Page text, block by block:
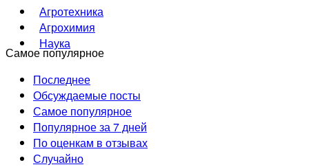
Агротехника
Агрохимия
Наука
Самое популярное
Последнее
Обсуждаемые посты
Самое популярное
Популярное за 7 дней
По оценкам в отзывах
Случайно